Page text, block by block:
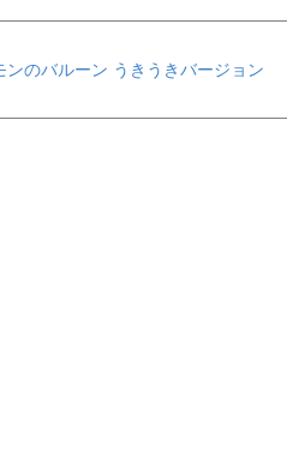
ンのバルーン うきうきバージョン